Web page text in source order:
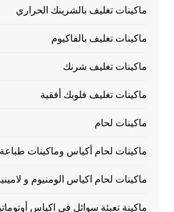
ماكينات تغليف بالشرينك الحراري
ماكينات تغليف بالفاكيوم
ماكينات تغليف شرنك
ماكينات تغليف فلوبك أفقية
ماكينات لحام
ماكينات لحام أكياس وماكينات طباعة
ماكينات لحام اكياس الومنيوم و
ماكينة تعبئة سوائل فى اكياس